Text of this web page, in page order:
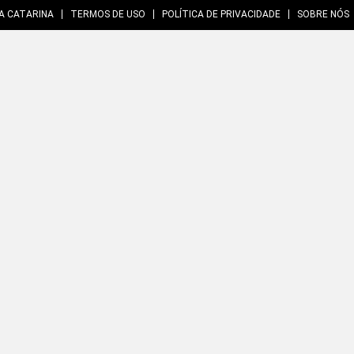
CATARINA TERMOS DE USO POLÍTICA DE PRIVACIDADE SOBRE NÓS